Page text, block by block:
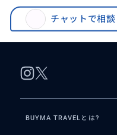
と専用車付）チャットで相談
世界遺産を巡る敦煌1日観光ツア
BUYMA TRAVELとは?